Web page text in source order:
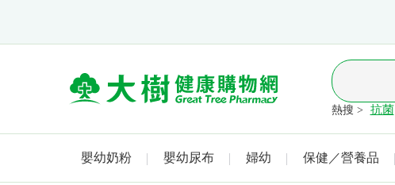
熱搜 > 抗菌
嬰幼奶粉 嬰幼尿布 婦幼 保健／營養品